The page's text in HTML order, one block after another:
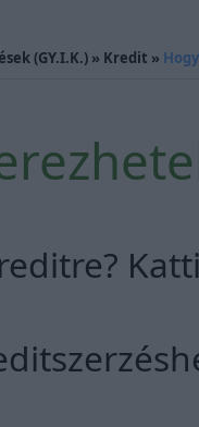
(GY.I.K.) » Kredit »